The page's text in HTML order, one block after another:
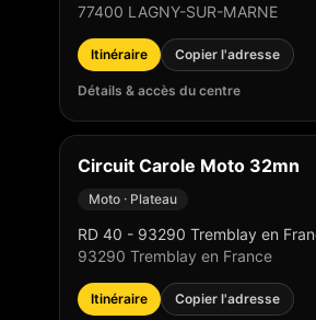
77400 LAGNY-SUR-MARNE
Itinéraire Copier l'adresse
Détails & accès du centre
Circuit Carole Moto 32mn
Moto · Plateau
RD 40 - 93290 Tremblay en
93290 Tremblay en France
Itinéraire Copier l'adresse